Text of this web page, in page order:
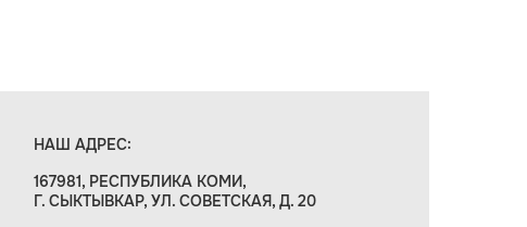
НАШ АДРЕС:
167981, РЕСПУБЛИКА КОМИ,
Г. СЫКТЫВКАР, УЛ. СОВЕТСКАЯ, Д. 20